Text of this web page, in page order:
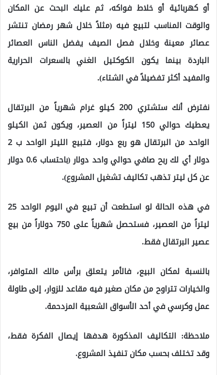
أو كهربائية أو خلاط فواكه، ثم عليك البحث عن المكان
والوقت المناسب لتبيع فيه (مثلاً خلال شهر رمضان تنتشر
عصائر معينة وخلال فصل الصيف يفضل الناس العصائر
الباردة بينما يكون الكوكتيل الغني بالسعرات الحرارية
والمفيد أكثر تفضيلاً في الشتاء).
نفترض أنك ستشتري 200 كيلو غرام شهرياً من البرتقال
يعطيك حوالي 150 ليتراً من العصير، ويكون ثمن الكيلو
الواحد من البرتقال هو ربع دولار، فتبيع الليتر الواحد ب 2
دولار أي لك ربح صافي حوالي واحد دولار (باحتساب 0.6 دولار
عن كل ليتر تذهب تكاليف تشغيل المشروع).
في هذه الحالة لو استطعت أن تبيع في اليوم الواحد 25
ليتراً من العصير، فستحصل شهرياً على 750 دولاراً من بيع
عصير البرتقال فقط.
بالنسبة لمكان البيع، فالأمر يتعلق برأس مالك المتوافر،
والخيارات تتراوح من مكان صغير فيه مقاعد للزوار، إلى طاولة
عمل وكرسي في أحد الأسواق الشعبية المزدحمة.
ملاحظة: التكاليف المذكورة هدفها إيصال الفكرة فقط،
وقد تختلف بحسب مكان تنفيذ المشروع.